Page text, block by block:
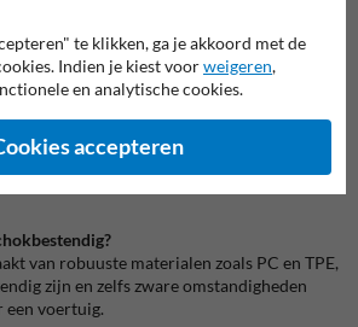
per modus, tot wel 60 uur bij knipperen op
opgeladen?
tegelijkertijd worden opgeladen in
via een USB-adapter of auto
van robuuste materialen zoals PC en TPE,
zijn en zelfs zware omstandigheden
een voertuig.
te klikken, ga je akkoord met de
Indien je kiest voorweigeren,
en analytische cookies.
accepteren